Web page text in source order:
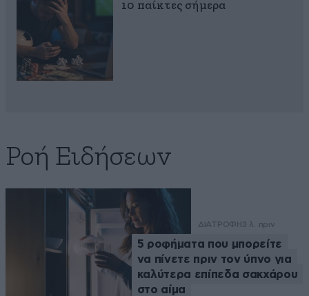
10 παίκτες σήμερα
Ροή Ειδήσεων
ΔΙΑΤΡΟΦΗ3 λ. πριν
5 ροφήματα που μπορείτε
να πίνετε πριν τον ύπνο για
καλύτερα επίπεδα σακχάρου
στο αίμα